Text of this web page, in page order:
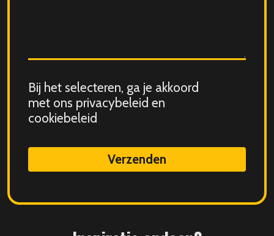
Consent
for
storing
data
Bij het selecteren, ga je akkoord
met ons privacybeleid en
cookiebeleid